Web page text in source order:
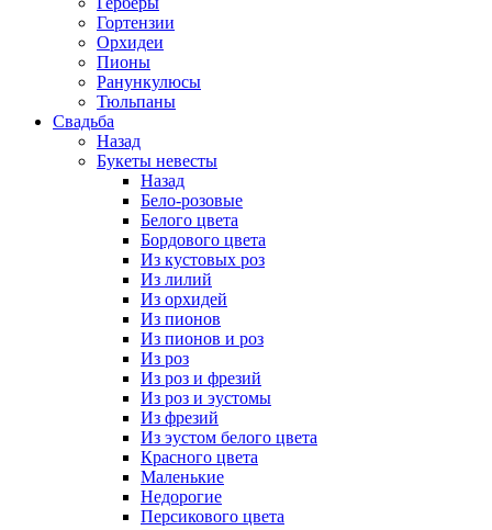
Гортензии
Орхидеи
Пионы
Ранункулюсы
Тюльпаны
Свадьба
Назад
Букеты невесты
Назад
Бело-розовые
Белого цвета
Бордового цвета
Из кустовых роз
Из лилий
Из орхидей
Из пионов
Из пионов и роз
Из роз
Из роз и фрезий
Из роз и эустомы
Из фрезий
Из эустом белого цвета
Красного цвета
Маленькие
Недорогие
Персикового цвета